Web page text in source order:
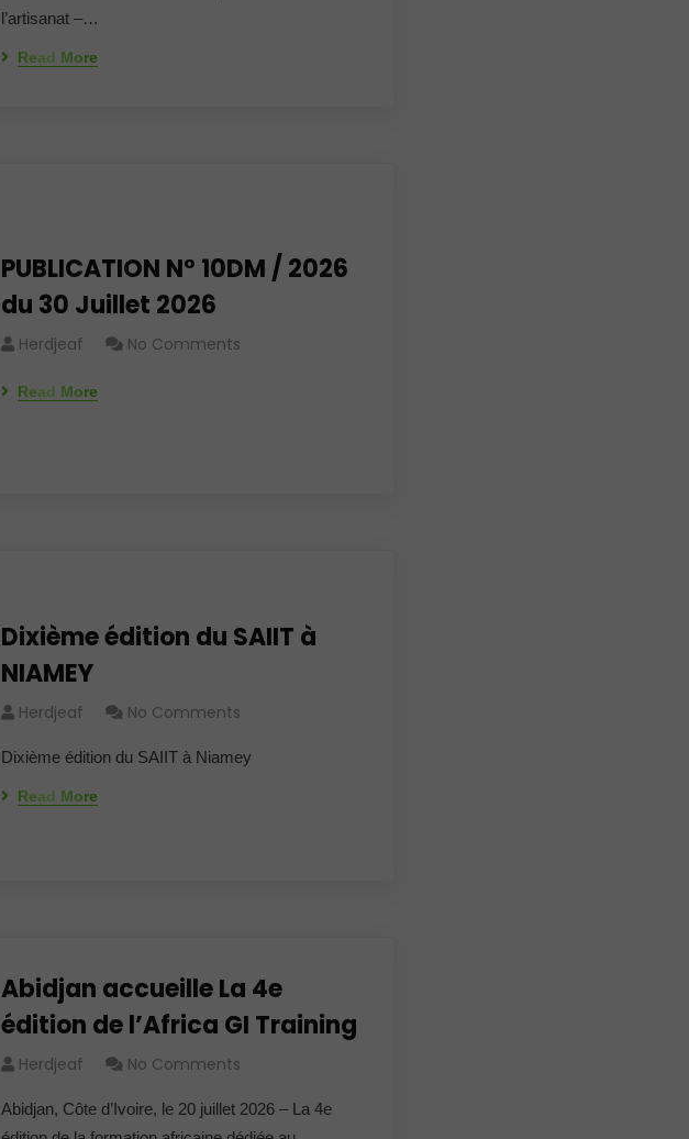
l’artisanat –…
Read More
PUBLICATION N° 10DM / 2026
du 30 Juillet 2026
Herdjeaf No Comments
Read More
Dixième édition du SAIIT à
NIAMEY
Herdjeaf No Comments
Dixième édition du SAIIT à Niamey
Read More
Abidjan accueille La 4e
édition de l’Africa GI Training
Herdjeaf No Comments
Abidjan, Côte d’Ivoire, le 20 juillet 2026 – La 4e